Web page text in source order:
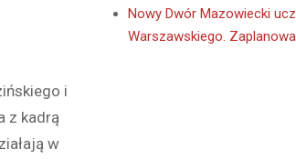
i
z kadrą
w
Nowy Dwór Mazowiecki
Warszawskiego.